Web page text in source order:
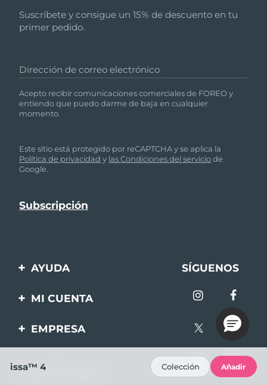
Suscríbete y consigue un 15% de descuento en tu
primer pedido.
Dirección de correo electrónico
Acepto recibir comunicaciones comerciales de FOREO y
entiendo que puedo darme de baja en cualquier
momento.
Este sitio está protegido por reCAPTCHA y se aplica la
Política de privacidad y las Condiciones del serviciode
Google.
AYUDA
Contáctanos
SÍGUENOS
MI CUENTA
Registro de productos
Ayuda
EMPRESA
Pago 100% seguro
issa™ 4 Colección Añadir